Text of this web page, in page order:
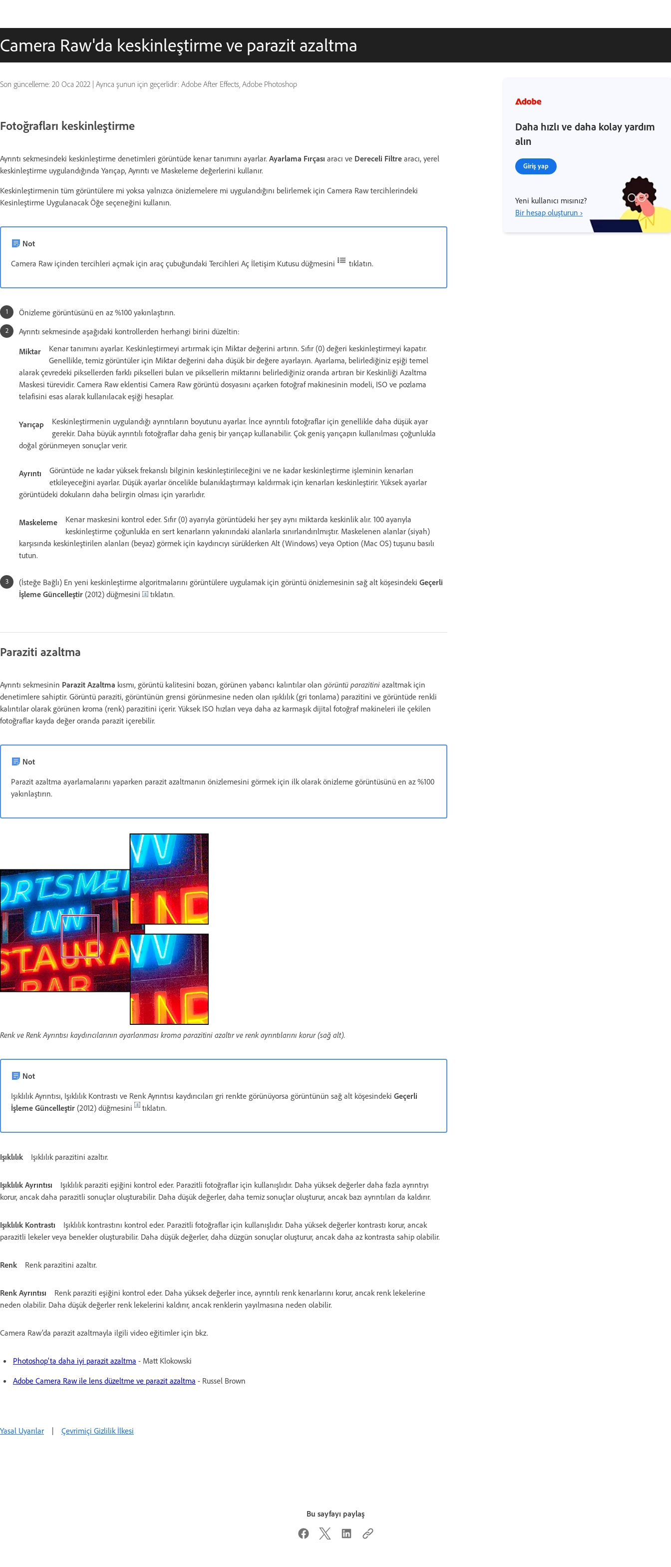
Camera Raw'da keskinleştirme ve parazit azaltma
Son güncelleme: 20 Oca 2022 | Ayrıca şunun için geçerlidir: Adobe After Effects, Adobe Photoshop
Fotoğrafları keskinleştirme
Ayrıntı sekmesindeki keskinleştirme denetimleri görüntüde kenar tanımını ayarlar. Ayarlama Fırçası aracı ve Dereceli Filtre aracı, yerel
keskinleştirme uygulandığında Yarıçap, Ayrıntı ve Maskeleme değerlerini kullanır.
Keskinleştirmenin tüm görüntülere mi yoksa yalnızca önizlemelere mi uygulandığını belirlemek için Camera Raw tercihlerindeki
Kesinleştirme Uygulanacak Öğe seçeneğini kullanın.
Not
Camera Raw içinden tercihleri açmak için araç çubuğundaki Tercihleri Aç İletişim Kutusu düğmesini
tıklatın.
Önizleme görüntüsünü en az %100 yakınlaştırın.
Ayrıntı sekmesinde aşağıdaki kontrollerden herhangi birini düzeltin:
Miktar
Kenar tanımını ayarlar. Keskinleştirmeyi artırmak için Miktar değerini artırın. Sıfır (0) değeri keskinleştirmeyi kapatır.
Genellikle, temiz görüntüler için Miktar değerini daha düşük bir değere ayarlayın. Ayarlama, belirlediğiniz eşiği temel
alarak çevredeki piksellerden farklı pikselleri bulan ve piksellerin miktarını belirlediğiniz oranda artıran bir Keskinliği Azaltma
Maskesi türevidir. Camera Raw eklentisi Camera Raw görüntü dosyasını açarken fotoğraf makinesinin modeli, ISO ve pozlama
telafisini esas alarak kullanılacak eşiği hesaplar.
Yarıçap
Keskinleştirmenin uygulandığı ayrıntıların boyutunu ayarlar. İnce ayrıntılı fotoğraflar için genellikle daha düşük ayar
gerekir. Daha büyük ayrıntılı fotoğraflar daha geniş bir yarıçap kullanabilir. Çok geniş yarıçapın kullanılması çoğunlukla
doğal görünmeyen sonuçlar verir.
Ayrıntı
Görüntüde ne kadar yüksek frekanslı bilginin keskinleştirileceğini ve ne kadar keskinleştirme işleminin kenarları
etkileyeceğini ayarlar. Düşük ayarlar öncelikle bulanıklaştırmayı kaldırmak için kenarları keskinleştirir. Yüksek ayarlar
görüntüdeki dokuların daha belirgin olması için yararlıdır.
Maskeleme
Kenar maskesini kontrol eder. Sıfır (0) ayarıyla görüntüdeki her şey aynı miktarda keskinlik alır. 100 ayarıyla
keskinleştirme çoğunlukla en sert kenarların yakınındaki alanlarla sınırlandırılmıştır. Maskelenen alanlar (siyah)
karşısında keskinleştirilen alanları (beyaz) görmek için kaydırıcıyı sürüklerken Alt (Windows) veya Option (Mac OS) tuşunu basılı
tutun.
(İsteğe Bağlı) En yeni keskinleştirme algoritmalarını görüntülere uygulamak için görüntü önizlemesinin sağ alt köşesindeki Geçerli
İşleme Güncelleştir (2012) düğmesini tıklatın.
Paraziti azaltma
Ayrıntı sekmesinin Parazit Azaltma kısmı, görüntü kalitesini bozan, görünen yabancı kalıntılar olan görüntü parazitini azaltmak için
denetimlere sahiptir. Görüntü paraziti, görüntünün grensi görünmesine neden olan ışıklılık (gri tonlama) parazitini ve görüntüde renkli
kalıntılar olarak görünen kroma (renk) parazitini içerir. Yüksek ISO hızları veya daha az karmaşık dijital fotoğraf makineleri ile çekilen
fotoğraflar kayda değer oranda parazit içerebilir.
Not
Parazit azaltma ayarlamalarını yaparken parazit azaltmanın önizlemesini görmek için ilk olarak önizleme görüntüsünü en az %100
yakınlaştırın.
Renk ve Renk Ayrıntısı kaydırıcılarının ayarlanması kroma parazitini azaltır ve renk ayrıntılarını korur (sağ alt).
Not
Işıklılık Ayrıntısı, Işıklılık Kontrastı ve Renk Ayrıntısı kaydırıcıları gri renkte görünüyorsa görüntünün sağ alt köşesindeki Geçerli
İşleme Güncelleştir (2012) düğmesini tıklatın.
Işıklılık Işıklılık parazitini azaltır.
Işıklılık Ayrıntısı
Işıklılık paraziti eşiğini kontrol eder. Parazitli fotoğraflar için kullanışlıdır. Daha yüksek değerler daha fazla ayrıntıyı
korur, ancak daha parazitli sonuçlar oluşturabilir. Daha düşük değerler, daha temiz sonuçlar oluşturur, ancak bazı ayrıntıları da kaldırır.
Işıklılık Kontrastı
Işıklılık kontrastını kontrol eder. Parazitli fotoğraflar için kullanışlıdır. Daha yüksek değerler kontrastı korur, ancak
parazitli lekeler veya benekler oluşturabilir. Daha düşük değerler, daha düzgün sonuçlar oluşturur, ancak daha az kontrasta sahip olabilir.
Renk Renk parazitini azaltır.
Renk Ayrıntısı
Renk paraziti eşiğini kontrol eder. Daha yüksek değerler ince, ayrıntılı renk kenarlarını korur, ancak renk lekelerine
neden olabilir. Daha düşük değerler renk lekelerini kaldırır, ancak renklerin yayılmasına neden olabilir.
Camera Raw'da parazit azaltmayla ilgili video eğitimler için bkz.
Photoshop'ta daha iyi parazit azaltma - Matt Klokowski
Adobe Camera Raw ile lens düzeltme ve parazit azaltma - Russel Brown
Daha hızlı ve daha kolay yardım
alın
Giriş yap
Yeni kullanıcı mısınız?
Bir hesap oluşturun ›
Yasal Uyarılar | Çevrimiçi Gizlilik İlkesi
Bu sayfayı paylaş